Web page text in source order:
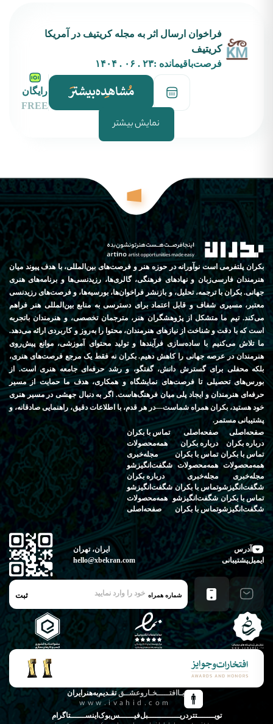
فراخوان ارسال اثر به مجله کریتیف در آمریکا
کریتیف
فرصت‌باقیمانده :۲۳ . ۰۶ . ۱۴۰۴
رایگان
FREE
نمایش بیشتر
بکران پلتفرمی است نوآورانه در حوزه هنر و فرصت‌های بین‌المللی، با هدف پیوند میان
هنرمندان فارسی‌زبان و نهادهای فرهنگی، گالری‌ها، رزیدنسی‌ها و برنامه‌های هنری
جهانی. بکران با ترجمه، تحلیل، و بازنشر فراخوان‌ها، بورسیه‌ها، و فرصت‌های رزیدنسی
معتبر، مسیری شفاف و قابل اعتماد برای دسترسی به منابع بین‌المللی هنر فراهم
می‌کند. تیم ما متشکل از پژوهشگران هنر، مترجمان تخصصی، و هنرمندان باتجربه
است که با دقت و شناخت از نیازهای هنرمندان، محتوا را به‌روز و کاربردی ارائه می‌دهد.
ما تلاش می‌کنیم با ساده‌سازی فرآیندها و تولید محتوای آموزشی، موانع پیش‌روی
هنرمندان در عرصه جهانی را کاهش دهیم. بکران نه فقط یک مرجع فرصت‌های هنری،
بلکه محفلی برای گسترش دانش، گفتگو، و رشد حرفه‌ای جامعه هنری است. از
بورس‌های تحصیلی تا فرصت‌های نمایشگاه و همکاری، هدف ما حمایت از مسیر
حرفه‌ای هنرمندان و ایجاد پلی میان فرهنگ‌هاست. اگر به دنبال جهشی در مسیر هنری
خود هستید، بکران همراه شماست—در هر قدم، با اطلاعات دقیق، راهنمایی صادقانه، و
پشتیبانی مستمر.
صفحه‌اصلی
درباره‌ بکران
تماس‌ با‌ بکران
همه‌محصولات
مجله‌خبری
شگفت‌انگیز‌شو
تماس‌ با‌ بکران
شگفت‌انگیز‌شو
صفحه‌اصلی
درباره‌ بکران
تماس‌ با‌ بکران
همه‌محصولات
مجله‌خبری
تماس‌ با‌ بکران
شگفت‌انگیز‌شو
تماس‌ با‌ بکران
تماس‌ با‌ بکران
همه‌محصولات
مجله‌خبری
شگفت‌انگیز‌شو
درباره‌ بکران
شگفت‌انگیز‌شو
همه‌محصولات
صفحه‌اصلی
آدرس
ایران، تهران
ایمیل‌پشتیبانی
hello@xbekran.com
شماره همراه ثبت
بـاافتـــــخـاروعشــقتقـدیم‌به‌هنرایران
www.ivahid.com
تویـــــــتتردریـــــــــــــبلفیــــــس‌بوک اینســــــتاگرام